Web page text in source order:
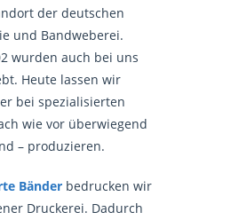
der deutschen
und Bandweberei.
wurden auch bei uns
Heute lassen wir
bei spezialisierten
wie vor überwiegend
– produzieren.
Bänderbedrucken wir
Druckerei. Dadurch